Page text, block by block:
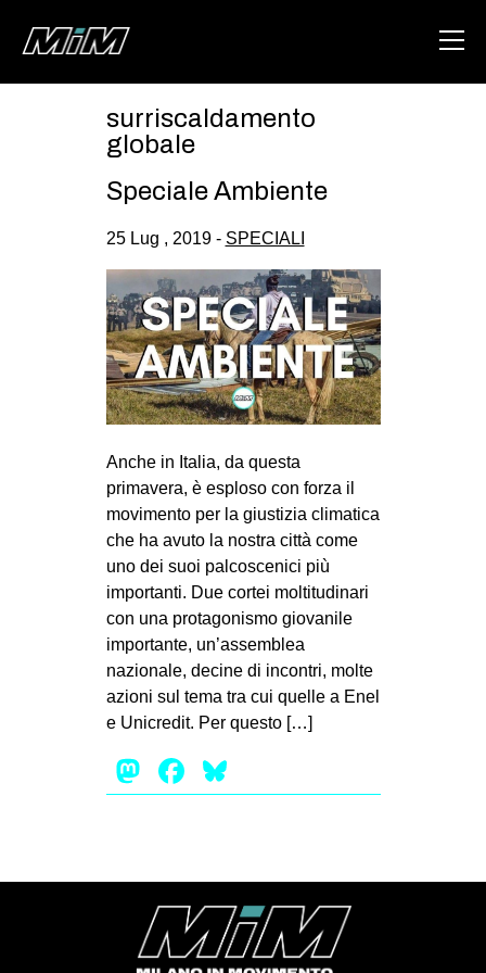
ABOUT
AREA
DEGENERAZIONE
GAZA FREESTYLE
CSOA LAMBRETTA
MSM
STUDENTI TSUNAMI
ZAM
MILANO
MOBILITAZIONI
SPAZI
SPORT POPOLARE
MOVIMENTI
AMBIENTE
ANTIFASCISMO
DIRITTO ALL’ABITARE
REPRESSIONE
STUDENTI
surriscaldamento
globale
Speciale Ambiente
25 Lug , 2019 - SPECIALI
Anche in Italia, da questa
primavera, è esploso con forza il
movimento per la giustizia climatica
che ha avuto la nostra città come
uno dei suoi palcoscenici più
importanti. Due cortei moltitudinari
con una protagonismo giovanile
importante, un’assemblea
nazionale, decine di incontri, molte
azioni sul tema tra cui quelle a Enel
e Unicredit. Per questo […]
Mastodon
Facebook